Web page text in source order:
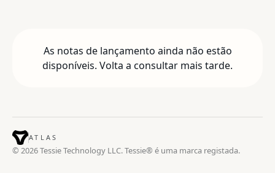
As notas de lançamento ainda não estão
disponíveis. Volta a consultar mais tarde.
ATLAS
© 2026 Tessie Technology LLC. Tessie® é uma marca registada.